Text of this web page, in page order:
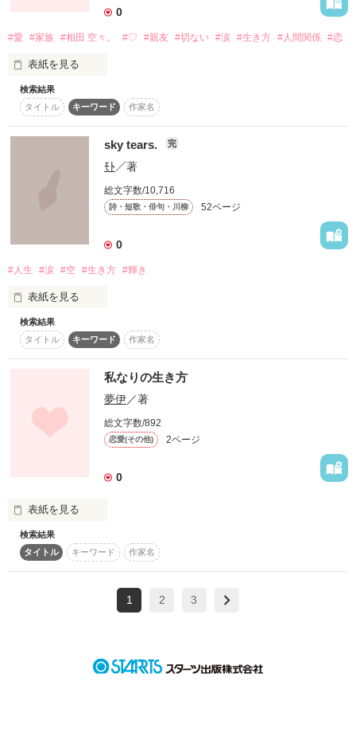
ひとりでは生きていけそうにないオンナがいた。
どちらが幸せかなんて、誰にも、わからない。
でも、人はひとりでは生きていけない。
0
#愛 #家族 #相田 空々。 #♡ #親友 #切ない #涙 #生き方 #人間関係 #恋
表紙を見る
ずっと、何もかも変わらないままだって、信じてた。
。・゜・゜・。。・゜・゜・。。・゜・゜・。。・゜・゜・。
。・゜・゜・。。・゜・゜・。。・゜
かんたん感想、感想ありがとうございます！(^з^)-☆
未熟なものになっていますが、読んで頂けて嬉しいです！
検索結果
タイトル
キーワード 作家名
sky tears. 完
ﾓﾄ／著
総文字数/10,716
詩・短歌・俳句・川柳 52ページ
0
#人生 #涙 #空 #生き方 #輝き
表紙を見る
少しだけ笑ってくれた
だけどそれだけで
生きていける気がした
検索結果
タイトル
キーワード 作家名
私なりの生き方
夢伊／著
総文字数/892
恋愛(その他) 2ページ
0
表紙を見る
私ゎみんなに出会えて本当に良かった。。。
クラスの人や先生.趣味が合う友達....
検索結果
タイトル
キーワード 作家名
1 2 3